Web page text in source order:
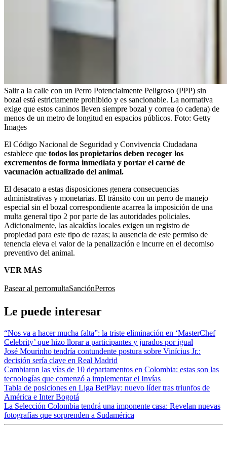
Salir a la calle con un Perro Potencialmente Peligroso (PPP) sin
bozal está estrictamente prohibido y es sancionable. La normativa
exige que estos caninos lleven siempre bozal y correa (o cadena) de
menos de un metro de longitud en espacios públicos. Foto: Getty
Images
El Código Nacional de Seguridad y Convivencia Ciudadana
establece que todos los propietarios deben recoger los
excrementos de forma inmediata y portar el carné de
vacunación actualizado del animal.
El desacato a estas disposiciones genera consecuencias
administrativas y monetarias. El tránsito con un perro de manejo
especial sin el bozal correspondiente acarrea la imposición de una
multa general tipo 2 por parte de las autoridades policiales.
Adicionalmente, las alcaldías locales exigen un registro de
propiedad para este tipo de razas; la ausencia de este permiso de
tenencia eleva el valor de la penalización e incurre en el decomiso
preventivo del animal.
VER MÁS
Pasear al perromultaSanciónPerros
Le puede interesar
“Nos va a hacer mucha falta”: la triste eliminación en ‘MasterChef
Celebrity’ que hizo llorar a participantes y jurados por igual
José Mourinho tendría contundente postura sobre Vinícius Jr.:
decisión sería clave en Real Madrid
Cambiaron las vías de 10 departamentos en Colombia: estas son las
tecnologías que comenzó a implementar el Invías
Tabla de posiciones en Liga BetPlay: nuevo líder tras triunfos de
América e Inter Bogotá
La Selección Colombia tendrá una imponente casa: Revelan nuevas
fotografías que sorprenden a Sudamérica